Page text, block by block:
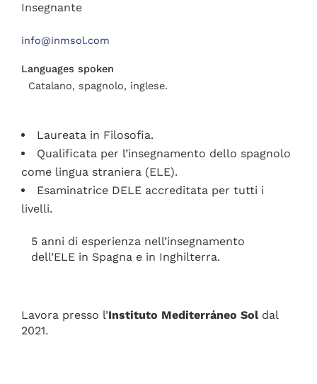
Insegnante
info@inmsol.com
Languages spoken
Catalano, spagnolo, inglese.
Laureata in Filosofia.
Qualificata per l’insegnamento dello spagnolo
come lingua straniera (ELE).
Esaminatrice DELE accreditata per tutti i
livelli.
5 anni di esperienza nell’insegnamento
dell’ELE in Spagna e in Inghilterra.
Lavora presso l’Instituto Mediterráneo Soldal
2021.